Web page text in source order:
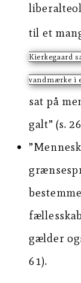
til et
Kierkegaard
vandmærke i
sat på
galt” (s.
gælder
61).